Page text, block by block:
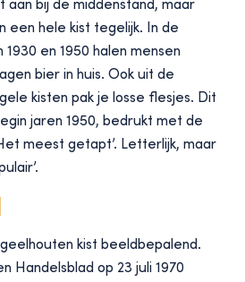
aan bij de middenstand, maar
een hele kist tegelijk. In de
en 1950 halen mensen
bier in huis. Ook uit de
kisten pak je losse flesjes. Dit
jaren 1950, bedrukt met de
meest getapt’. Letterlijk, maar
kist beeldbepalend.
Handelsblad op 23 juli 1970